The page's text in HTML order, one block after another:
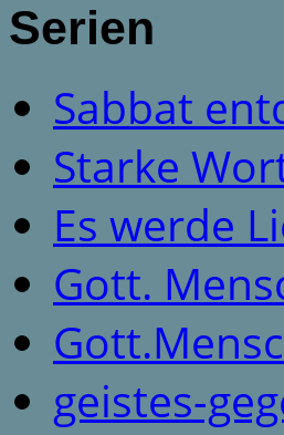
Serien
Sabbat
Starke
Es werde
Gott.
geistes-